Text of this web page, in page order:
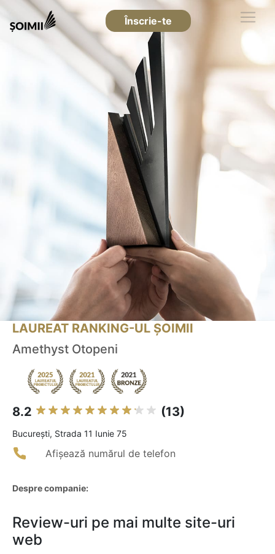
Înscrie-te
LAUREAT RANKING-UL ȘOIMII
Amethyst Otopeni
8.2 (13)
Bucureşti, Strada 11 Iunie 75
Afișează numărul de telefon
Despre companie:
Review-uri pe mai multe site-uri
web